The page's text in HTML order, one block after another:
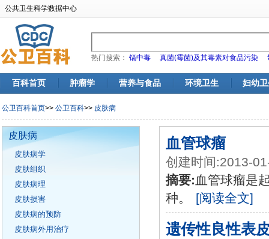
公共卫生科学数据中心
热门搜索： 镉中毒 真菌(霉菌)及其毒素对食品污染
百科首页 肿瘤学 营养与食品 环境卫生 妇幼
公卫百科首页>> 公卫百科>> 皮肤病
血管球瘤
创建时间:2013-
摘要: 血管球瘤是
种。
[阅读全文]
遗传性良性表
皮肤病
皮肤病学
皮肤组织
皮肤病理
皮肤损害
皮肤病的预防
皮肤病外用治疗